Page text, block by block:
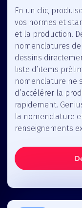
En un clic,
vos normes et
et la production.
nomenclatures de
dessins
liste d’items
nomenclature ne
d’accélérer la
rapidement.
la nomenclature
renseignements